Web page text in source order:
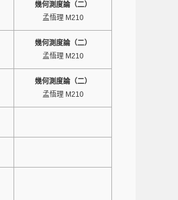
幾何測度論（二）
孟悟理 M210
幾何測度論（二）
孟悟理 M210
幾何測度論（二）
孟悟理 M210